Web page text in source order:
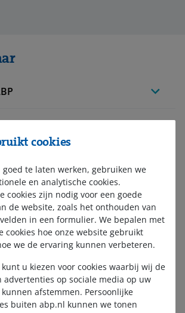
nieuwsbrief
cookies
te laten werken, gebruiken we
en analytische cookies.
cookies zijn nodig voor een goede
de website, zoals het onthouden van
in een formulier. We bepalen met
cookies hoe onze website gebruikt
we de ervaring kunnen verbeteren.
kunt u kiezen voor cookies waarbij wij de
advertenties op sociale media op uw
afstemmen. Persoonlijke
buiten abp.nl kunnen we tonen